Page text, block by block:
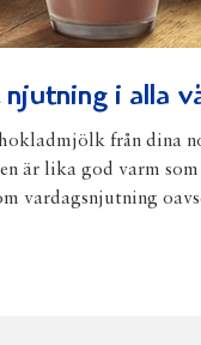
njutning i alla
från dina
är lika god varm
vardagsnjutning